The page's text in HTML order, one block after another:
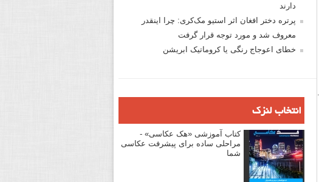
دارند
پرتره دختر افغان اثر استیو مک‌کری: چرا اینقدر
معروف شد و مورد توجه قرار گرفت
خطای اعوجاج رنگی یا کروماتیک ابریشن
انتخاب لنزک
کتاب آموزشی «هک عکاسی» -
مراحلی ساده برای پیشرفت عکاسی
شما